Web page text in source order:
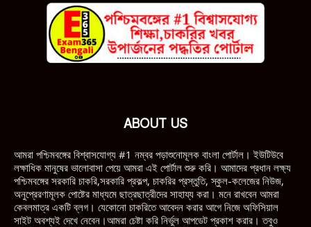
ABOUT US
আমরা পশ্চিমবঙ্গের বিশ্বাসযোগ্য #1 নম্বর পড়াশুনোমূলক বাংলা পোর্টাল। ইউটিউবে
লক্ষাধিক মানুষের ভালোবাসা পেয়ে আমরা এই পোর্টাল শুরু করি। আমাদের প্রধান লক্ষ্য
পশ্চিমবঙ্গের সরকারি চাকরি,সরকারি প্রকল্প, চাকরির প্রস্তুতি, স্কুল-কলেজের নিউজ,
অনুপ্রেরণামূলক পোষ্টের মাধ্যমে ছাত্রছাত্রীদের সাহায্য করা। মনে রাখবেন আমরা
কেবলমাত্র একটি ব্লগ। যেকোনো চাকরিতে আবেদন করার আগে নিজে অফিসিয়াল
সাইট অবশ্যই দেখে নেবেন।আমরা চেষ্টা করি নির্ভুল আপডেট প্রকাশ করার। তবুও